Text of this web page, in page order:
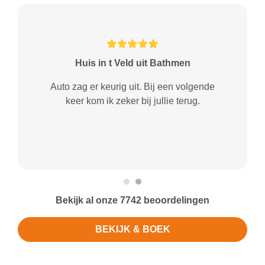
Huis in t Veld uit Bathmen
Auto zag er keurig uit. Bij een volgende
keer kom ik zeker bij jullie terug.
Bekijk al onze 7742 beoordelingen
BEKIJK & BOEK